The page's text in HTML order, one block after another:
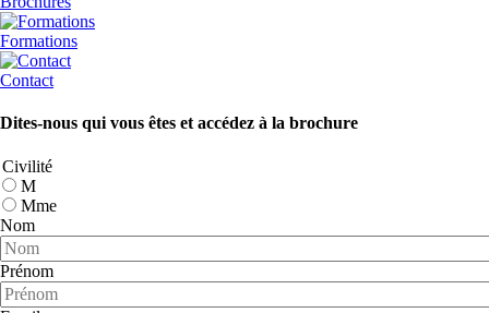
Formations
Contact
Dites-nous qui vous êtes et accédez à la brochure
Civilité
M
Mme
Nom
Prénom